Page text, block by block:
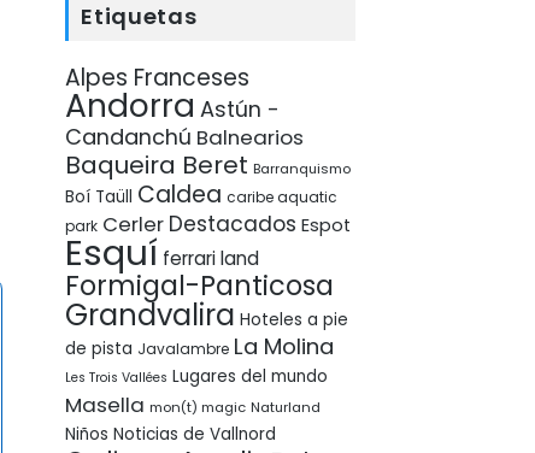
Etiquetas
Alpes Franceses
Andorra Astún -
Candanchú Balnearios
Baqueira Beret Barranquismo
Boí Taüll Caldea caribe aquatic
park Cerler Destacados Espot
Esquí ferrari land
Formigal-Panticosa
Grandvalira Hoteles a pie
de pista Javalambre La Molina
Les Trois Vallées Lugares del mundo
Masella mon(t) magic Naturland
Niños Noticias de Vallnord